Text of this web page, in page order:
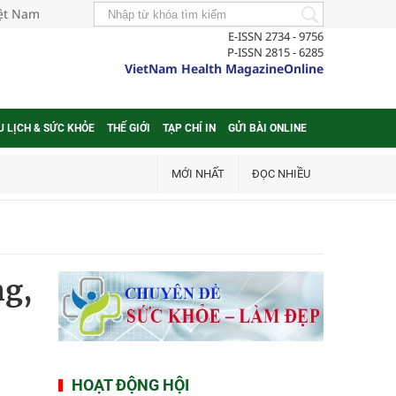
Nam
E-ISSN 2734 - 9756
P-ISSN 2815 - 6285
VietNam Health MagazineOnline
LỊCH & SỨC KHỎE THẾ GIỚI TẠP CHÍ IN GỬI BÀI ONLINE
MỚI NHẤT ĐỌC NHIỀU
HOẠT ĐỘNG HỘI